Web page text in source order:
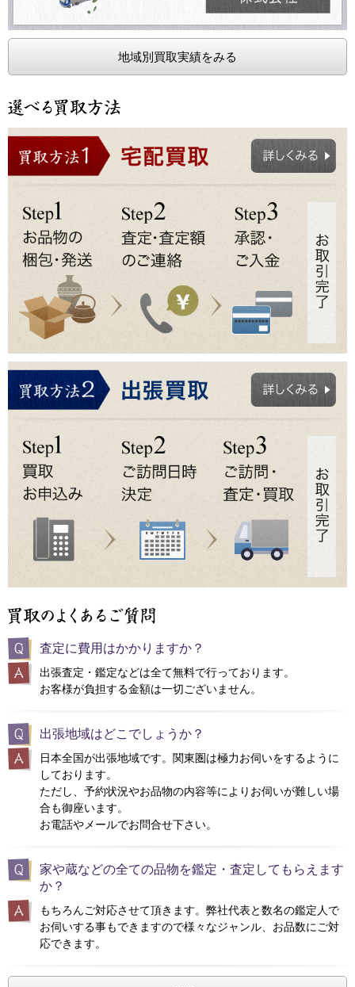
地域別買取実績をみる
査定に費用はかかりますか？
出張査定・鑑定などは全て無料で行っております。
お客様が負担する金額は一切ございません。
出張地域はどこでしょうか？
日本全国が出張地域です。関東圏は極力お伺いをするように
しております。
ただし、予約状況やお品物の内容等によりお伺いが難しい場
合も御座います。
お電話やメールでお問合せ下さい。
家や蔵などの全ての品物を鑑定・査定してもらえます
か？
もちろんご対応させて頂きます。弊社代表と数名の鑑定人で
お伺いする事もできますので様々なジャンル、お品数にご対
応できます。